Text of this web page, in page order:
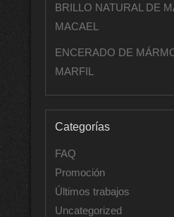
BRILLO NATURAL DE
MACAEL
ENCERADO DE
MARFIL
Categorías
FAQ
Promoción
Últimos trabajos
Uncategorized